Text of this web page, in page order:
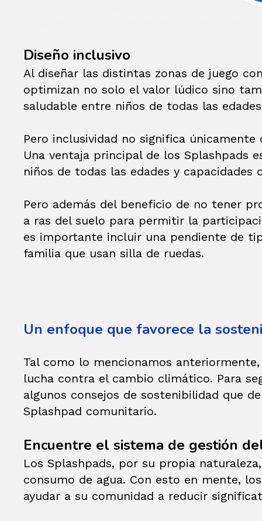
Diseño inclusivo
Al diseñar las distintas zonas de juego
optimizan no solo el valor lúdico sino
saludable entre niños de todas las
Pero inclusividad no significa
Una ventaja principal de los Splashpads
niños de todas las edades y capacidades
Pero además del beneficio de no tener
a ras del suelo para permitir la
es importante incluir una pendiente de
familia que usan silla de ruedas.
Un enfoque que favorece la
Tal como lo mencionamos
lucha contra el cambio climático. Para
algunos consejos de sostenibilidad que
Splashpad comunitario.
Encuentre el sistema de gestión
Los Splashpads, por su propia
consumo de agua. Con esto en mente,
ayudar a su comunidad a reducir